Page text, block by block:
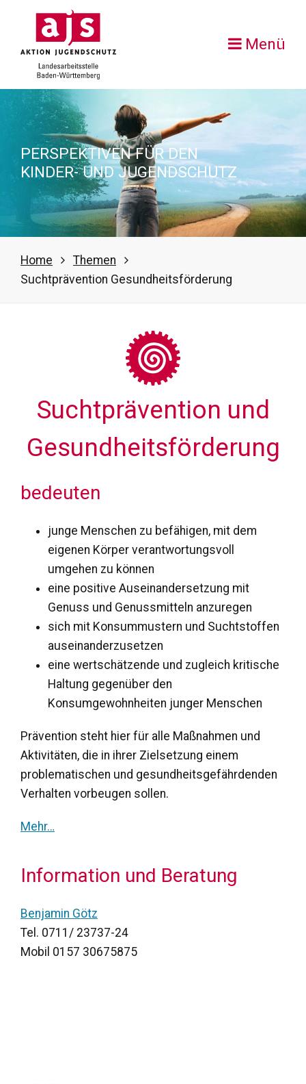
Menü
PERSPEKTIVEN FÜR DEN
KINDER- UND JUGENDSCHUTZ
Home
Themen
Suchtprävention Gesundheitsförderung
Sucht­prävention und
Gesundheitsförderung
bedeuten
junge Menschen zu befähigen, mit dem
eigenen Körper verantwortungsvoll
umgehen zu können
eine positive Auseinandersetzung mit
Genuss und Genussmitteln anzuregen
sich mit Konsummustern und Suchtstoffen
auseinanderzusetzen
eine wertschätzende und zugleich kritische
Haltung gegenüber den
Konsumgewohnheiten junger Menschen
Prävention steht hier für alle Maßnahmen und
Aktivitäten, die in ihrer Zielsetzung einem
problematischen und gesundheitsgefährdenden
Verhalten vorbeugen sollen.
Mehr…
Information und Beratung
Benjamin Götz
Tel. 0711/ 23737-24
Mobil 0157 30675875